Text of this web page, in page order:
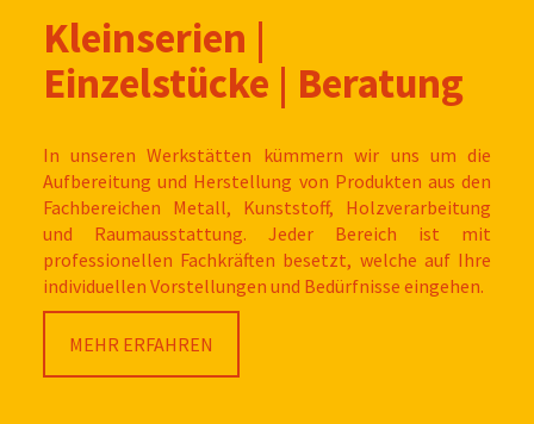
Kleinserien |
Einzelstücke | Beratung
In unseren Werkstätten kümmern wir uns um die
Aufbereitung und Herstellung von Produkten aus den
Fachbereichen Metall, Kunststoff, Holzverarbeitung
und Raumausstattung. Jeder Bereich ist mit
professionellen Fachkräften besetzt, welche auf Ihre
individuellen Vorstellungen und Bedürfnisse eingehen.
MEHR ERFAHREN